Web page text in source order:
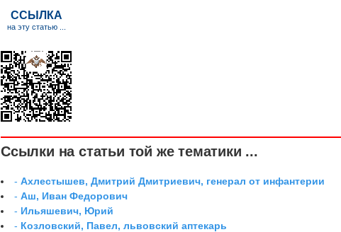
Ссылки на статьи той же тематики ...
-Ахлестышев, Дмитрий Дмитриевич, генерал от инфантерии
-Аш, Иван Федорович
- Ильяшевич, Юрий
- Козловский, Павел, львовский аптекарь